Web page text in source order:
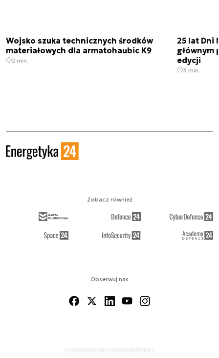
Wojsko szuka technicznych środków
materiałowych dla armatohaubic K9
2 min.
25 lat Dni
głównym
edycji
3 min.
Obserwuj nas
O NAS KONTAKTREGULAMINRSS
Zobacz również